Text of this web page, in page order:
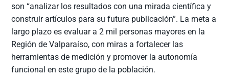
son “analizar los resultados con una mirada científica y
construir artículos para su futura publicación”. La meta a
largo plazo es evaluar a 2 mil personas mayores en la
Región de Valparaíso, con miras a fortalecer las
herramientas de medición y promover la autonomía
funcional en este grupo de la población.